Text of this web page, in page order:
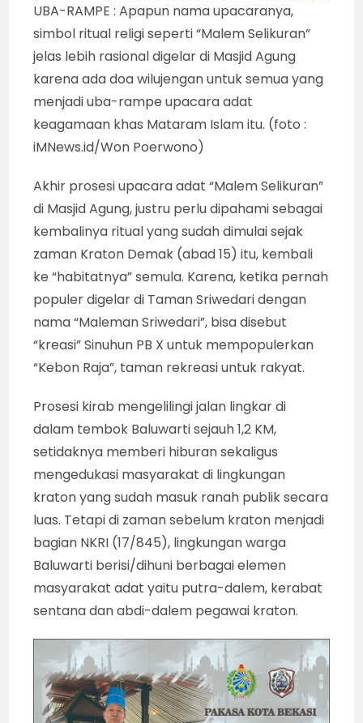
UBA-RAMPE : Apapun nama upacaranya,
simbol ritual religi seperti “Malem Selikuran”
jelas lebih rasional digelar di Masjid Agung
karena ada doa wilujengan untuk semua yang
menjadi uba-rampe upacara adat
keagamaan khas Mataram Islam itu. (foto :
iMNews.id/Won Poerwono)
Akhir prosesi upacara adat “Malem Selikuran”
di Masjid Agung, justru perlu dipahami sebagai
kembalinya ritual yang sudah dimulai sejak
zaman Kraton Demak (abad 15) itu, kembali
ke “habitatnya” semula. Karena, ketika pernah
populer digelar di Taman Sriwedari dengan
nama “Maleman Sriwedari”, bisa disebut
“kreasi” Sinuhun PB X untuk mempopulerkan
“Kebon Raja”, taman rekreasi untuk rakyat.
Prosesi kirab mengelilingi jalan lingkar di
dalam tembok Baluwarti sejauh 1,2 KM,
setidaknya memberi hiburan sekaligus
mengedukasi masyarakat di lingkungan
kraton yang sudah masuk ranah publik secara
luas. Tetapi di zaman sebelum kraton menjadi
bagian NKRI (17/845), lingkungan warga
Baluwarti berisi/dihuni berbagai elemen
masyarakat adat yaitu putra-dalem, kerabat
sentana dan abdi-dalem pegawai kraton.